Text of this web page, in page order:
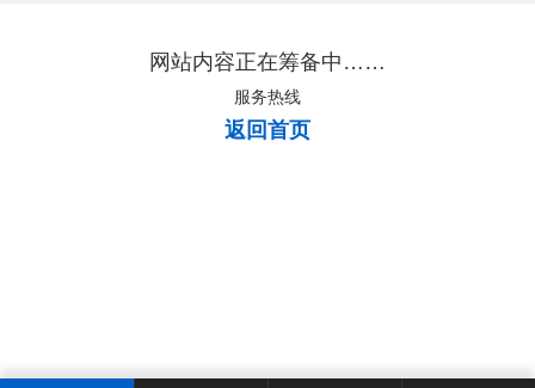
网站内容正在筹备中……
服务热线
返回首页